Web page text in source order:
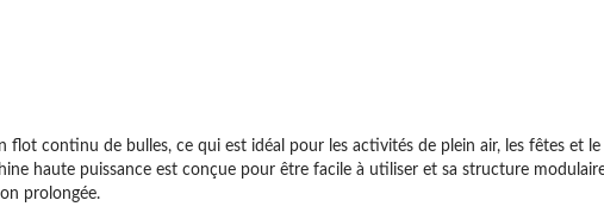
flot continu de bulles, ce qui est idéal pour les activités de plein air, les fêtes et
haute puissance est conçue pour être facile à utiliser et sa structure
prolongée.